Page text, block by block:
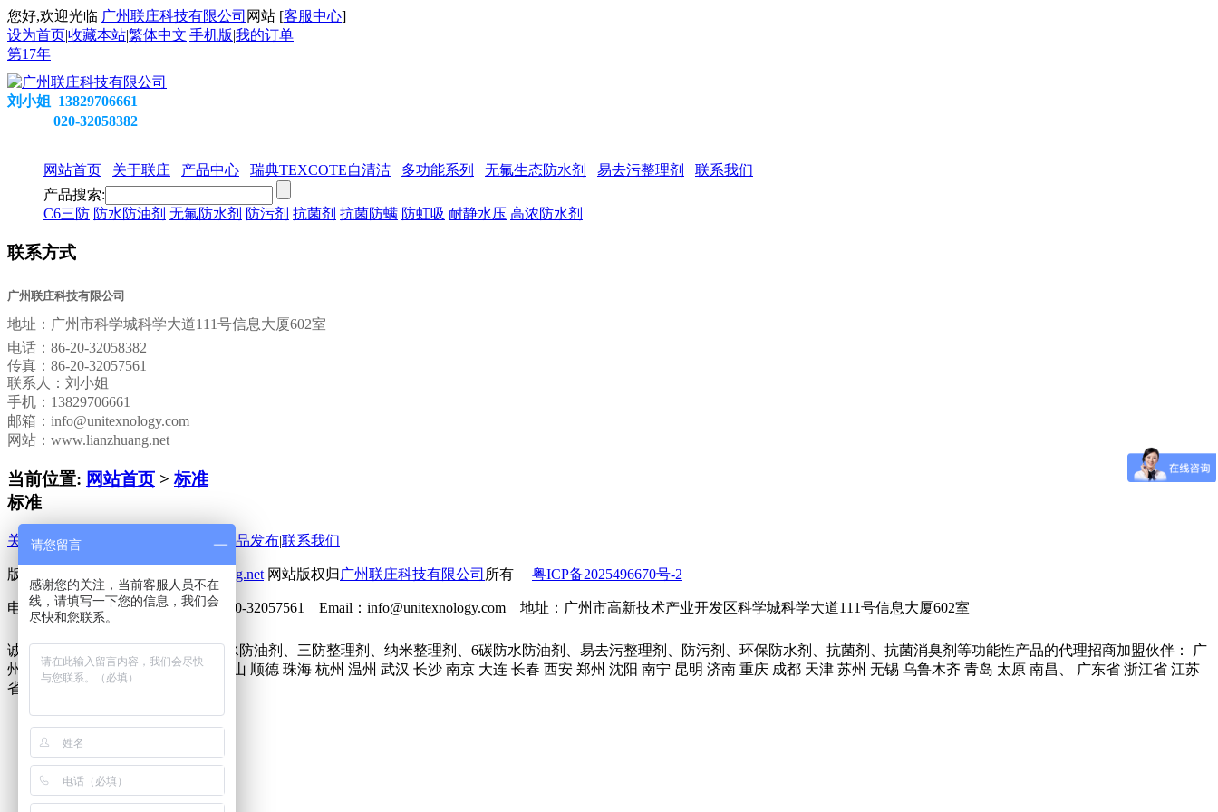
您好,欢迎光临 广州联庄科技有限公司 网站 [客服中心]
设为首页|收藏本站|繁体中文|手机版|我的订单
第17年
刘小姐 13829706661
020-32058382
网站首页 关于联庄 产品中心 瑞典TEXCOTE自清洁 多功能系列 无氟生态防水剂 易去污整理剂
联系我们
产品搜索:
C6三防 防水防油剂 无氟防水剂 防污剂 抗菌剂 抗菌防螨 防虹吸 耐静水压 高浓防水剂
联系方式
广州联庄科技有限公司
地址： 广州市科学城科学大道111号信息大厦602室
电话： 86-20-32058382
传真： 86-20-32057561
联系人：刘小姐
手机：13829706661
邮箱： info@unitexnology.com
网站：www.lianzhuang.net
当前位置: 网站首页 >标准
标准
关于联庄|标准 技术文章|新品发布|联系我们
版权所有 2013© http://www.lianzhuang.net 网站版权归 广州联庄科技有限公司 所有 粤ICP备2025496670号-2
电话：86-20-32058382 传真：86-20-32057561 Email：info@unitexnology.com 地址：广州市高新技术产业开发区科学城科学大道111号信息大厦602室
诚征下列地区无氟防水剂、六碳防水防油剂、三防整理剂、纳米整理剂、6碳防水防油剂、易去污整理剂、防污剂、环保防水剂、抗菌剂、抗菌消臭剂等功能性产品的代理招商加盟伙伴： 广
州市 深圳市 北京 上海 东莞 佛山 中山 顺德 珠海 杭州 温州 武汉 长沙 南京 大连 长春 西安 郑州 沈阳 南宁 昆明 济南 重庆 成都 天津 苏州 无锡 乌鲁木齐 青岛 太原 南昌、 广东省 浙江省 江苏
省 香港 台湾 澳门 瑞典 美国 欧洲
请您留言
感谢您的关注，当前客服人员不在
线，请填写一下您的信息，我们会
尽快和您联系。